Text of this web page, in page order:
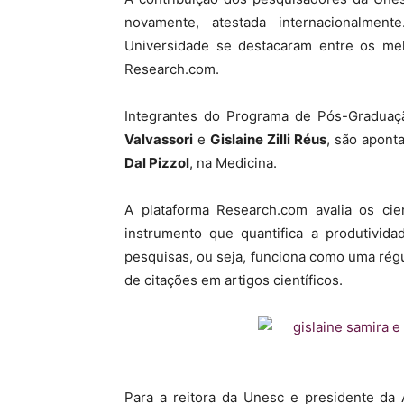
MHZ
novamente, atestada
Universidade se destacaram entre os
Research.com.
Integrantes do Programa de Pós-
Valvassori e Gislaine Zilli Réus, são
Dal Pizzol, na Medicina.
A plataforma Research.com avalia os
instrumento que quantifica a
pesquisas, ou seja, funciona como uma
de citações em artigos científicos.
Para a reitora da Unesc e presidente da